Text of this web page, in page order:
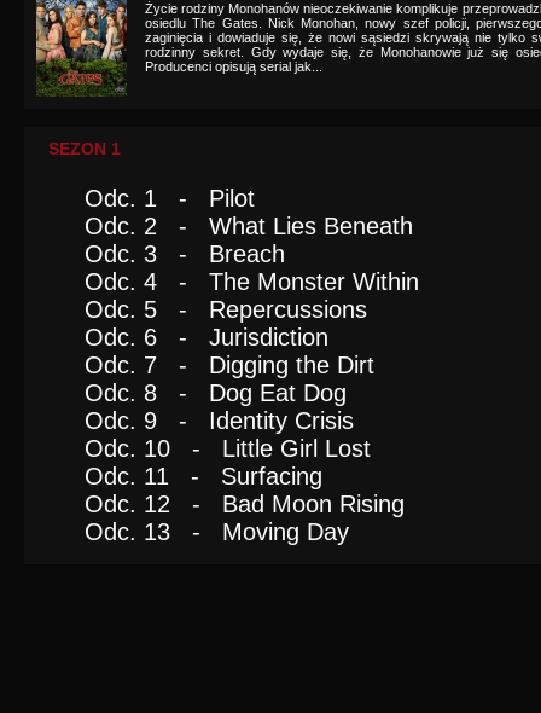
Życie rodziny Monohanów nieoczekiwanie komplikuje
osiedlu The Gates. Nick Monohan, nowy szef policji,
zaginięcia i dowiaduje się, że nowi sąsiedzi skrywają nie tylko
rodzinny sekret. Gdy wydaje się, że Monohanowie już się
Producenci opisują serial jak...
SEZON 1
Odc. 1 - Pilot
Odc. 2 - What Lies Beneath
Odc. 3 - Breach
Odc. 4 - The Monster Within
Odc. 5 - Repercussions
Odc. 6 - Jurisdiction
Odc. 7 - Digging the Dirt
Odc. 8 - Dog Eat Dog
Odc. 9 - Identity Crisis
Odc. 10 - Little Girl Lost
Odc. 11 - Surfacing
Odc. 12 - Bad Moon Rising
Odc. 13 - Moving Day